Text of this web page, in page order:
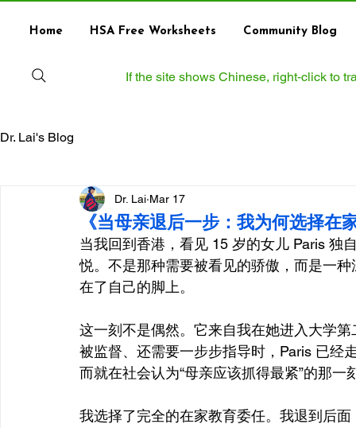
Home HSA Free Worksheets Community Blog
If the site shows Chinese, right‑click to
Dr. Lai's Blog
《当母亲退后一步：我为何选择在
Dr. Lai Mar 17
当我回到香港，看见 15 岁的女儿 Paris
悦。不是那种需要被看见的骄傲，而是一
在了自己的脚上。
这一刻不是偶然。它来自我在她进入大学
被监督、还需要一步步指导时，Paris 已经
而就在社会认为“母亲应该抓得最紧”的那
我选择了完全的在家教育委任。我退到后